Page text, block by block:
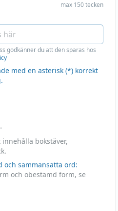
max 150 tecken
godkänner du att den sparas hos
med en asterisk (*) korrekt
innehålla bokstäver,
och sammansatta ord:
och obestämd form, se